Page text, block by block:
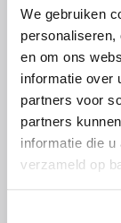
We gebruiken
en om ons
informatie over
partners voor
partners
informatie die
verzameld op
DIN
KP2K-
ISO
L-